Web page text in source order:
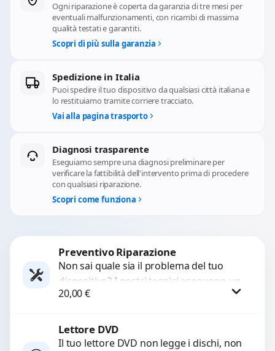
Ogni riparazione è coperta da garanzia di tre mesi per
eventuali malfunzionamenti, con ricambi di massima
qualità testati e garantiti.
Scopri di più sulla garanzia
Spedizione in Italia
Puoi spedire il tuo dispositivo da qualsiasi città italiana e
lo restituiamo tramite corriere tracciato.
Vai alla pagina trasporto
Diagnosi trasparente
Eseguiamo sempre una diagnosi preliminare per
verificare la fattibilità dell'intervento prima di procedere
con qualsiasi riparazione.
Scopri come funziona
Preventivo Riparazione
Non sai quale sia il problema del tuo
dispositivo? I nostri tecnici eseguono un
check-up completo con strumenti
20,00€
Lettore DVD
Il tuo lettore DVD non legge i dischi, non